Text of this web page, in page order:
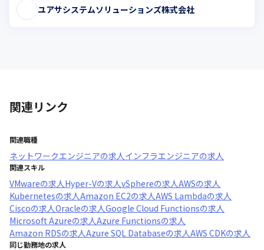
ユアサシステムソリューションズ株式会社
関連リンク
関連職種
ネットワークエンジニアの求人インフラエンジニアの求人
関連スキル
VMwareの求人Hyper-Vの求人vSphereの求人AWSの求人
Kubernetesの求人Amazon EC2の求人AWS Lambdaの求人
Ciscoの求人Oracleの求人Google Cloud Functionsの求人
Microsoft Azureの求人Azure Functionsの求人
Amazon RDSの求人Azure SQL Databaseの求人AWS CDKの求人
同じ勤務地の求人